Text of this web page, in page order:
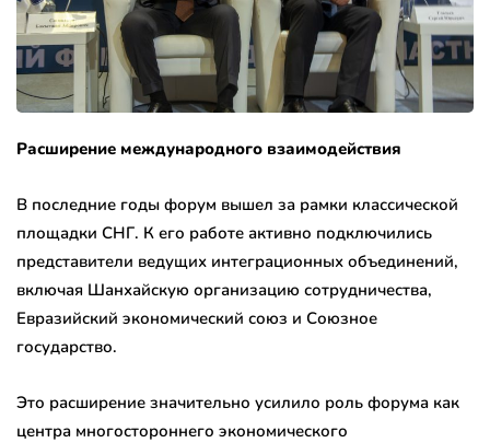
Расширение международного взаимодействия
В последние годы форум вышел за рамки классической
площадки СНГ. К его работе активно подключились
представители ведущих интеграционных объединений,
включая Шанхайскую организацию сотрудничества,
Евразийский экономический союз и Союзное
государство.
Это расширение значительно усилило роль форума как
центра многостороннего экономического